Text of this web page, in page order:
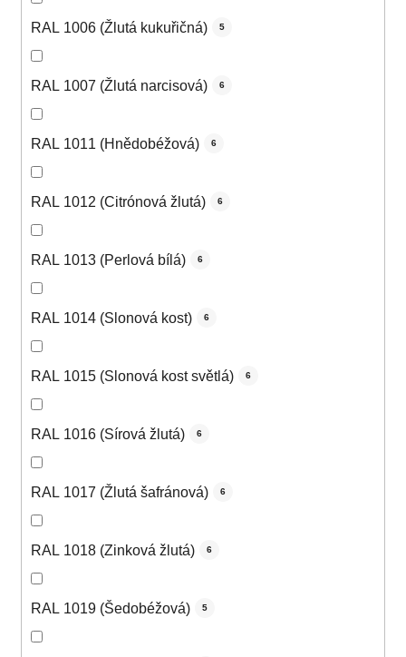
RAL 1006 (Žlutá kukuřičná) 5
RAL 1007 (Žlutá narcisová) 6
RAL 1011 (Hnědobéžová) 6
RAL 1012 (Citrónová žlutá) 6
RAL 1013 (Perlová bílá) 6
RAL 1014 (Slonová kost) 6
RAL 1015 (Slonová kost světlá) 6
RAL 1016 (Sírová žlutá) 6
RAL 1017 (Žlutá šafránová) 6
RAL 1018 (Zinková žlutá) 6
RAL 1019 (Šedobéžová) 5